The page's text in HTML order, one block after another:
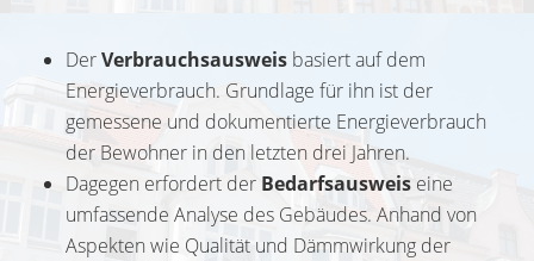
DerVerbrauchsausweis basiert auf dem
Energieverbrauch. Grundlage für ihn ist der
gemessene und dokumentierte Energieverbrauch
der Bewohner in den letzten drei Jahren.
Dagegen erfordert der Bedarfsausweis eine
umfassende Analyse des Gebäudes. Anhand von
Aspekten wie Qualität und Dämmwirkung der